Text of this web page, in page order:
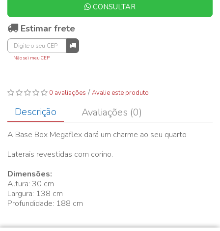
CONSULTAR
Estimar frete
Não sei meu CEP
0 avaliações /Avalie este produto
Descrição Avaliações (0)
A Base Box Megaflex dará um charme ao seu quarto
Laterais revestidas com corino.
Dimensões:
Altura: 30 cm
Largura: 138 cm
Profundidade: 188 cm